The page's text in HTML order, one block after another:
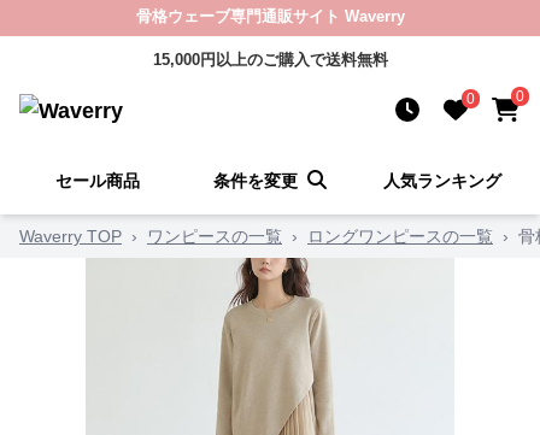
骨格ウェーブ専門通販サイト Waverry
15,000円以上のご購入で送料無料
0 0
セール商品 条件を変更 人気ランキング
Waverry TOP › ワンピースの一覧 › ロングワンピースの一覧 › 骨